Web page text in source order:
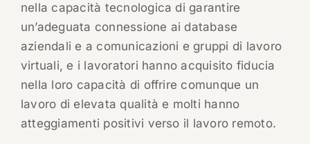
nella capacità tecnologica di garantire
un’adeguata connessione ai database
aziendali e a comunicazioni e gruppi di lavoro
virtuali, e i lavoratori hanno acquisito fiducia
nella loro capacità di offrire comunque un
lavoro di elevata qualità e molti hanno
atteggiamenti positivi verso il lavoro remoto.